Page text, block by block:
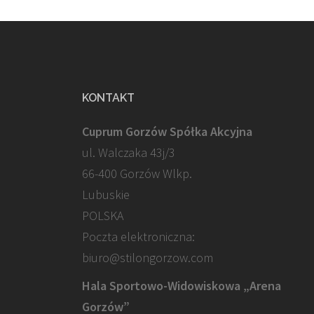
KONTAKT
Cuprum Gorzów Spółka Akcyjna
ul. Walczaka 43j/3
66-400 Gorzów Wlkp.
Lubuskie
POLSKA
Poczta elektroniczna:
biuro@stilongorzow.com
Hala Sportowo-Widowiskowa „Arena
Gorzów”